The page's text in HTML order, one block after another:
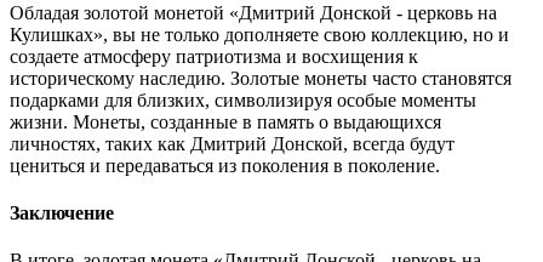
Обладая золотой монетой «Дмитрий Донской - церковь на
Кулишках», вы не только дополняете свою коллекцию, но и
создаете атмосферу патриотизма и восхищения к
историческому наследию. Золотые монеты часто становятся
подарками для близких, символизируя особые моменты
жизни. Монеты, созданные в память о выдающихся
личностях, таких как Дмитрий Донской, всегда будут
цениться и передаваться из поколения в поколение.
Заключение